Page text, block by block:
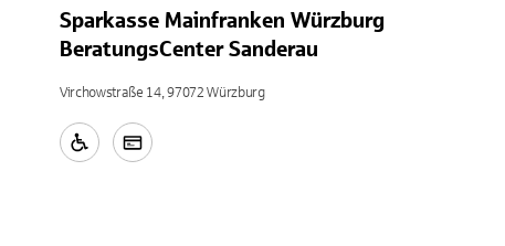
Sparkasse Mainfranken Würzburg
BeratungsCenter Sanderau
Virchowstraße 14, 97072 Würzburg